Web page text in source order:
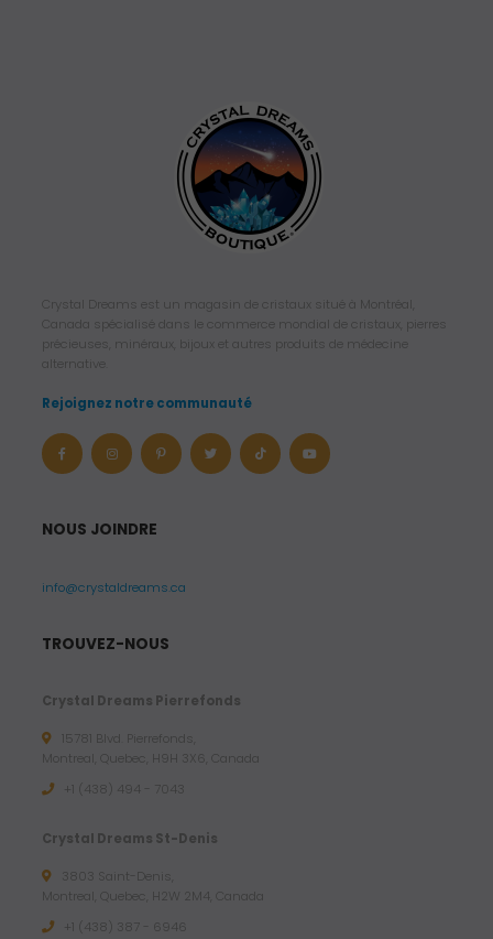
Crystal Dreams est un magasin de cristaux situé à Montréal,
Canada spécialisé dans le commerce mondial de cristaux, pierres
précieuses, minéraux, bijoux et autres produits de médecine
alternative.
Rejoignez notre communauté
NOUS JOINDRE
info@crystaldreams.ca
TROUVEZ-NOUS
Crystal Dreams Pierrefonds
15781 Blvd. Pierrefonds,
Montreal, Quebec, H9H 3X6, Canada
+1 (438) 494 - 7043
Crystal Dreams St-Denis
3803 Saint-Denis,
Montreal, Quebec, H2W 2M4, Canada
+1 (438) 387 - 6946